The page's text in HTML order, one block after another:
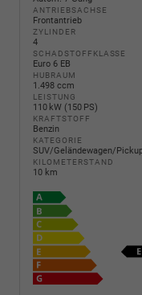
ANTRIEBSACHSE
Frontantrieb
ZYLINDER
4
SCHADSTOFFKLASSE
Euro 6 EB
HUBRAUM
1.498 ccm
LEISTUNG
110 kW (150 PS)
KRAFTSTOFF
Benzin
KATEGORIE
SUV/Geländewagen/
KILOMETERSTAND
10 km